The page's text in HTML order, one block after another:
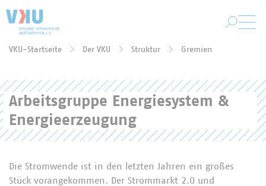
VKU-Startseite Der VKU Struktur Gremien
Arbeitsgruppe Energiesystem &
Energieerzeugung
Die Stromwende ist in den letzten Jahren ein großes
Stück vorangekommen. Der Strommarkt 2.0 und